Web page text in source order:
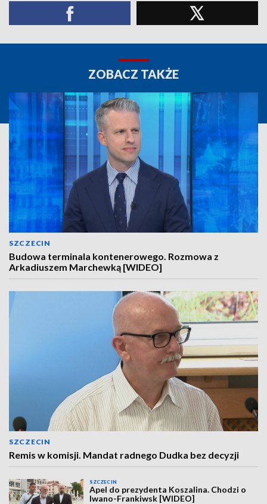
ZOBACZ TAKŻE
SZCZECIN
Budowa terminala kontenerowego. Rozmowa z
Arkadiuszem Marchewką [WIDEO]
SZCZECIN
Remis w komisji. Mandat radnego Dudka bez decyzji
SZCZECIN
Apel do prezydenta Koszalina. Chodzi o
Iwano-Frankiwsk [WIDEO]